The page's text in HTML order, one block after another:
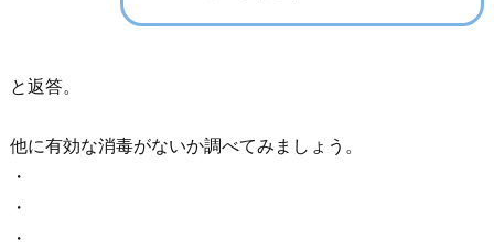
と返答。
他に有効な消毒がないか調べてみましょう。
・
・
・